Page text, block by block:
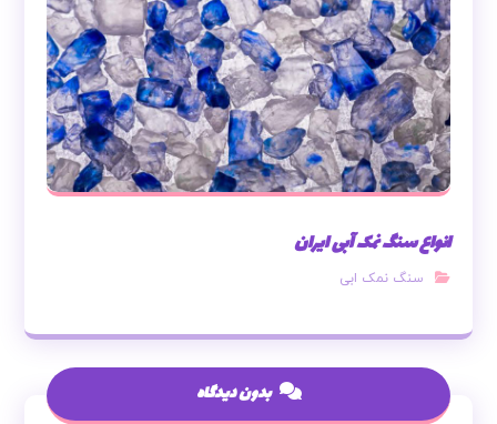
انواع سنگ نمک آبی ایران
سنگ نمک ابی
بدون دیدگاه